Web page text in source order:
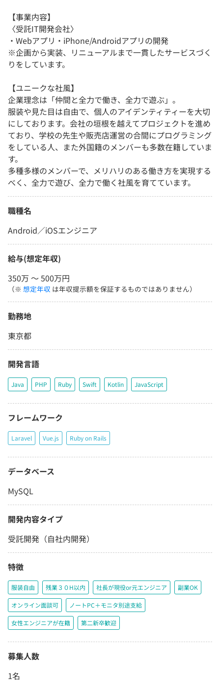
【事業内容】
〈受託IT開発会社〉
・Webアプリ・iPhone/Androidアプリの開発
※企画から実装、リニューアルまで一貫したサービスづく
りをしています。
【ユニークな社風】
企業理念は「仲間と全力で働き、全力で遊ぶ」。
服装や見た目は自由で、個人のアイデンティティーを大切
にしております。会社の垣根を越えてプロジェクトを進め
ており、学校の先生や販売店運営の合間にプログラミング
をしている人、また外国籍のメンバーも多数在籍していま
す。
多種多様のメンバーで、メリハリのある働き方を実現する
べく、全力で遊び、全力で働く社風を育てています。
職種名
Android／iOSエンジニア
給与(想定年収)
350万 〜 500万円
（※ 想定年収 は年収提示額を保証するものではありません）
勤務地
東京都
開発言語
Java PHP Ruby Swift Kotlin JavaScript
フレームワーク
Laravel Vue.js Ruby on Rails
データベース
MySQL
開発内容タイプ
受託開発（自社内開発）
特徴
服装自由 残業３０H以内 社長が現役or元エンジニア 副業OK
オンライン面談可 ノートPC＋モニタ別途支給
女性エンジニアが在籍 第二新卒歓迎
募集人数
1名